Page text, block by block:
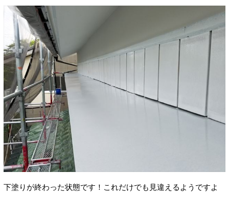
下塗りが終わった状態です！これだけでも見違えるようですよ